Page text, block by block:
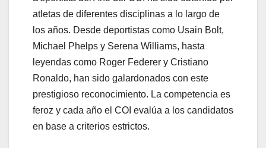
atletas de diferentes disciplinas a lo largo de
los años. Desde deportistas como Usain Bolt,
Michael Phelps y Serena Williams, hasta
leyendas como Roger Federer y Cristiano
Ronaldo, han sido galardonados con este
prestigioso reconocimiento. La competencia es
feroz y cada año el COI evalúa a los candidatos
en base a criterios estrictos.